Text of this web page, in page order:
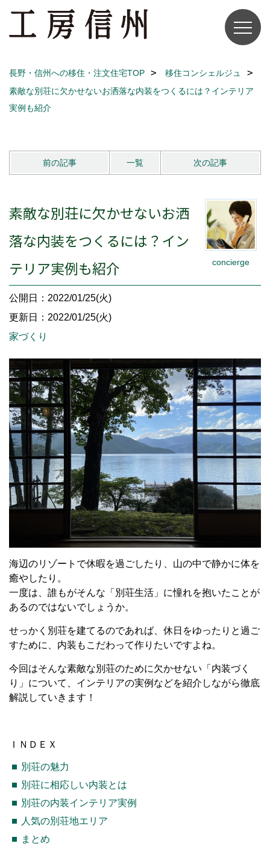
長野・信州への移住・注文住宅TOP
移住コンシェルジュ
素敵な別荘に欠かせないお洒落な内装をつくるには？インテリア
実例も紹介
前の記事 一覧 次の記事
concierge
素敵な別荘に欠かせないお洒
落な内装をつくるには？イン
テリア実例も紹介
公開日：2022/01/25(火)
更新日：2022/01/25(火)
家づくり
海辺のリゾートで休暇を過ごしたり、山の中で静かに体を
癒やしたり。
一度は、誰もがそんな「別荘生活」に憧れを抱いたことが
あるのではないでしょうか。
せっかく別荘を建てるのであれば、休日をゆったりと過ご
すために、内装もこだわって作りたいですよね。
今回はそんな素敵な別荘のために欠かせない「内装づく
り」について、インテリアの実例などを紹介しながら徹底
解説していきます！
ＩＮＤＥＸ
別荘の魅力
別荘に相応しい内装とは
別荘の内装インテリア実例
人気の別荘地エリア
まとめ